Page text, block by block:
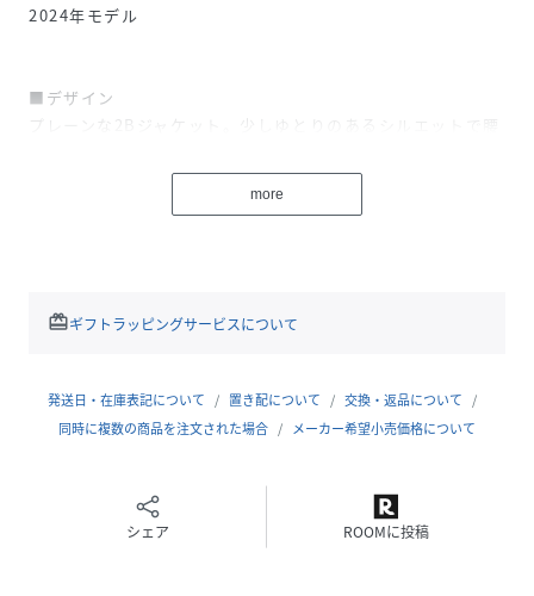
2024年モデル
■デザイン
プレーンな2Bジャケット。少しゆとりのあるシルエットで腰
編むことで、しっかりとしながら、しなやかさと美しい光沢
■スタイリング
ジャージー素材ながら、キュッとしまったキチンと感があ
more
redeemギフトラッピングサービスについて
発送日・在庫表記について 置き配について
交換・返品について
同時に複数の商品を注文された場合
メーカー希望小売価格について
シェア ROOMに投稿